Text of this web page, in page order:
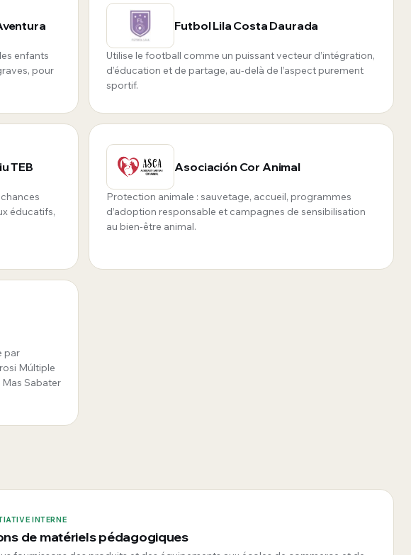
enfants
pour
Futbol Lila Costa Daurada
Utilise le football comme un puissant vecteur d’intégration,
d’éducation et de partage, au-delà de l’aspect purement
sportif.
TEB
éducatifs,
Asociación Cor Animal
Protection animale : sauvetage, accueil, programmes
d’adoption responsable et campagnes de sensibilisation
au bien-être animal.
par
Múltiple
Mas Sabater
INTERNE
de matériels pédagogiques